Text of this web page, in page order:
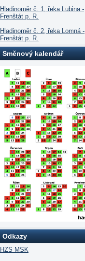
Hladinoměr č. 1, řeka Lubina -
Frenštát p. R.
Hladinoměr č. 2, řeka Lomná -
Frenštát p. R.
Směnový kalendář
Odkazy
HZS MSK